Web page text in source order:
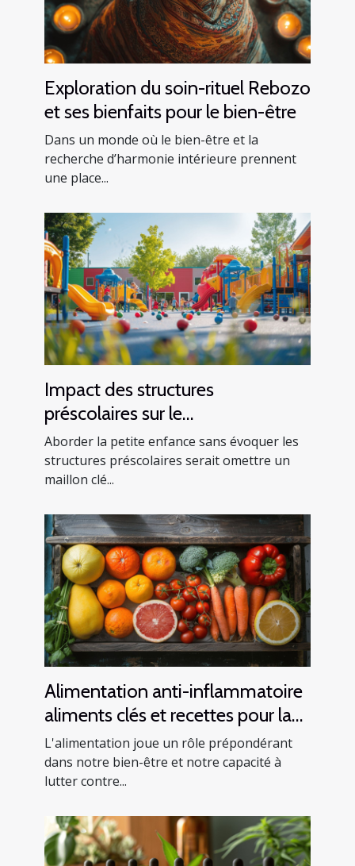
Exploration du soin-rituel Rebozo
et ses bienfaits pour le bien-être
Dans un monde où le bien-être et la
recherche d’harmonie intérieure prennent
une place...
Impact des structures
préscolaires sur le
développement précoce des
enfants
Aborder la petite enfance sans évoquer les
structures préscolaires serait omettre un
maillon clé...
Alimentation anti-inflammatoire
aliments clés et recettes pour la
santé
L'alimentation joue un rôle prépondérant
dans notre bien-être et notre capacité à
lutter contre...